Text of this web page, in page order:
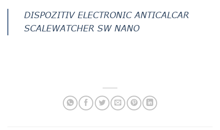
DISPOZITIV ELECTRONIC ANTICALCAR
SCALEWATCHER SW NANO